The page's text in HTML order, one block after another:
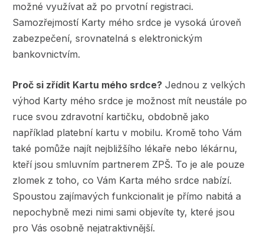
možné využívat až po prvotní registraci.
Samozřejmostí Karty mého srdce je vysoká úroveň
zabezpečení, srovnatelná s elektronickým
bankovnictvím.
Proč si zřídit Kartu mého srdce? Jednou z velkých
výhod Karty mého srdce je možnost mít neustále po
ruce svou zdravotní kartičku, obdobně jako
například platební kartu v mobilu. Kromě toho Vám
také pomůže najít nejbližšího lékaře nebo lékárnu,
kteří jsou smluvním partnerem ZPŠ. To je ale pouze
zlomek z toho, co Vám Karta mého srdce nabízí.
Spoustou zajímavých funkcionalit je přímo nabitá a
nepochybně mezi nimi sami objevíte ty, které jsou
pro Vás osobně nejatraktivnější.